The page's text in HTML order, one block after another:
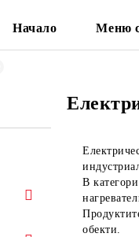
Начало Меню
В
обекти.